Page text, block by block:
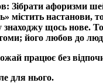
афоризми
містить
щось нове.
його любов до
працює без
для нього.